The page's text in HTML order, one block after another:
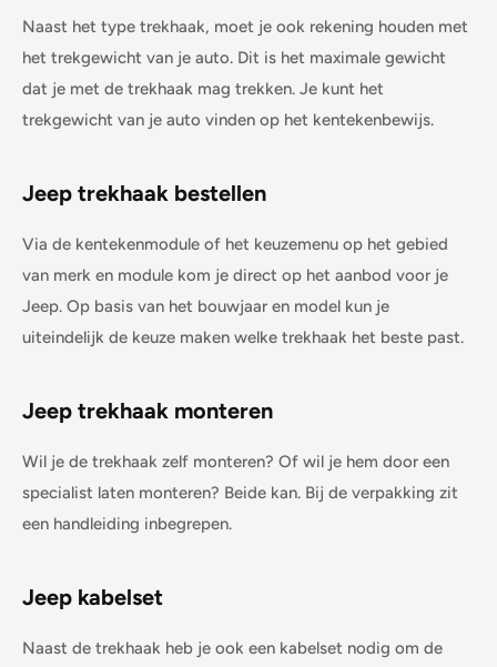
Naast het type trekhaak, moet je ook rekening houden met
het trekgewicht van je auto. Dit is het maximale gewicht
dat je met de trekhaak mag trekken. Je kunt het
trekgewicht van je auto vinden op het kentekenbewijs.
Jeep trekhaak bestellen
Via de kentekenmodule of het keuzemenu op het gebied
van merk en module kom je direct op het aanbod voor je
Jeep. Op basis van het bouwjaar en model kun je
uiteindelijk de keuze maken welke trekhaak het beste past.
Jeep trekhaak monteren
Wil je de trekhaak zelf monteren? Of wil je hem door een
specialist laten monteren? Beide kan. Bij de verpakking zit
een handleiding inbegrepen.
Jeep kabelset
Naast de trekhaak heb je ook een kabelset nodig om de